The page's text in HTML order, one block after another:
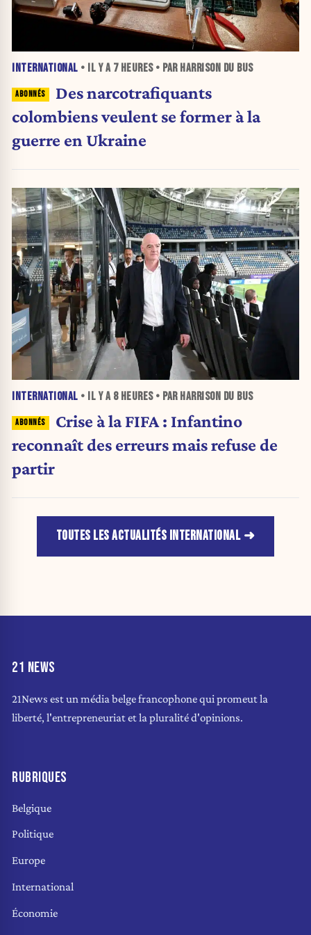
INTERNATIONAL • IL Y A 7 HEURES• PAR HARRISON DU BUS
Des narcotrafiquants
colombiens veulent se former à la
guerre en Ukraine
INTERNATIONAL • IL Y A 8 HEURES• PAR HARRISON DU BUS
Crise à la FIFA : Infantino
reconnaît des erreurs mais refuse de
partir
TOUTES LES ACTUALITÉS INTERNATIONAL
21 NEWS
21News est un média belge francophone qui promeut la
liberté, l'entrepreneuriat et la pluralité d'opinions.
RUBRIQUES
Belgique
Politique
Europe
International
Économie